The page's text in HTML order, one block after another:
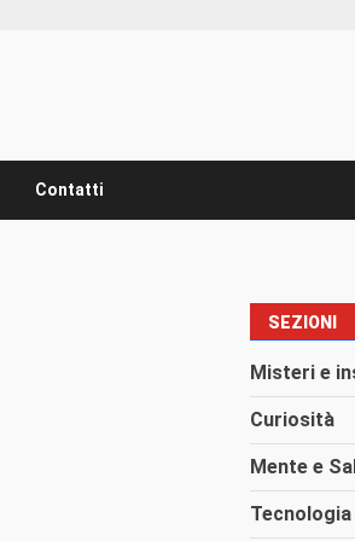
Contatti
SEZIONI
Misteri e
Curiosità
Mente e
Tecnologia